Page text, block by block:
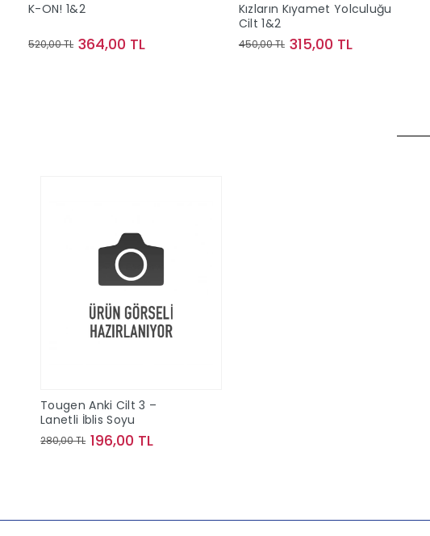
K-ON! 1&2
520,00 TL 364,00 TL
Kızların Kıyamet Yolculuğu
Cilt 1&2
450,00 TL 315,00 TL
Tougen Anki Cilt 3 –
Lanetli İblis Soyu
280,00 TL 196,00 TL